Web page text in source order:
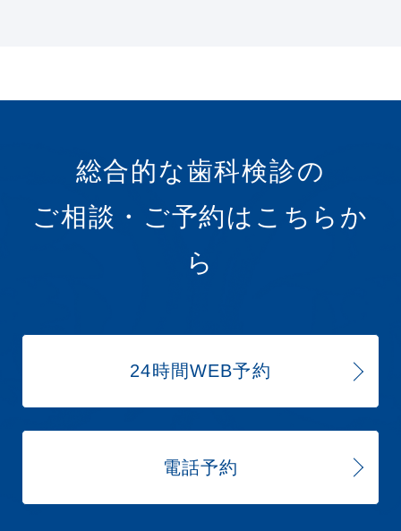
総合的な歯科検診の
ご相談・ご予約はこちらか
ら
24時間WEB予約
電話予約